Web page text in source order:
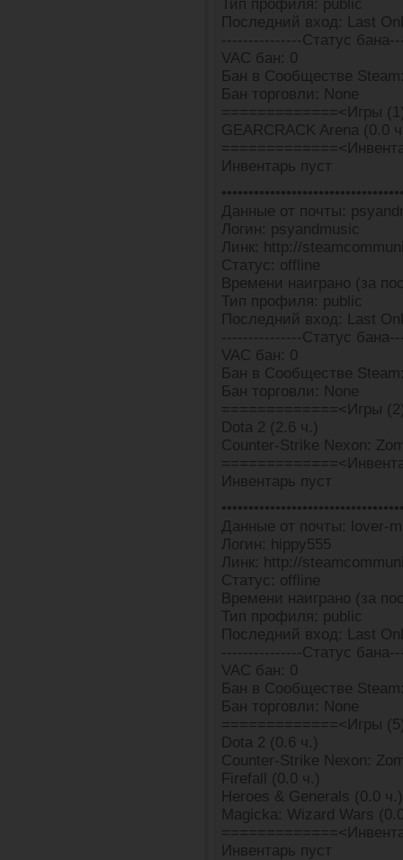
Тип профиля: public
Последний вход: Last
---------------Статус
VAC бан: 0
Бан в Сообществе
Бан торговли: None
=============<Игры
GEARCRACK Arena (0.0
Инвентарь пуст
Данные от почты:
Логин: psyandmusic
Линк: http://
Статус: offline
Времени наиграно (за
Тип профиля: public
Последний вход: Last
---------------Статус
VAC бан: 0
Бан в Сообществе
Бан торговли: None
=============<Игры
Dota 2 (2.6 ч.)
Counter-Strike Nexon:
Инвентарь пуст
Данные от почты: lover-
Логин: hippy555
Линк: http://
Статус: offline
Времени наиграно (за
Тип профиля: public
Последний вход: Last
---------------Статус
VAC бан: 0
Бан в Сообществе
Бан торговли: None
=============<Игры
Dota 2 (0.6 ч.)
Counter-Strike Nexon:
Firefall (0.0 ч.)
Heroes & Generals (0.0 ч.)
Magicka: Wizard Wars
Инвентарь пуст